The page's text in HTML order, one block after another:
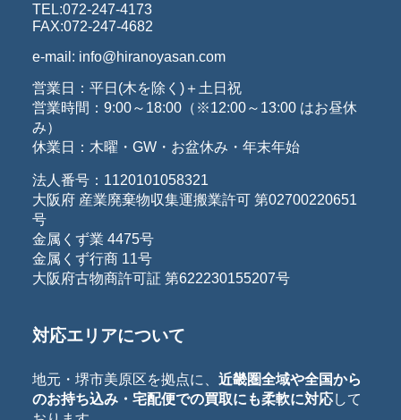
TEL:072-247-4173
FAX:072-247-4682
e-mail: info@hiranoyasan.com
営業日：平日(木を除く)＋土日祝
営業時間：9:00～18:00（※12:00～13:00 はお昼休
み）
休業日：木曜・GW・お盆休み・年末年始
法人番号：1120101058321
大阪府 産業廃棄物収集運搬業許可 第02700220651
号
金属くず業 4475号
金属くず行商 11号
大阪府古物商許可証 第622230155207号
対応エリアについて
地元・堺市美原区を拠点に、 近畿圏全域や全国から
のお持ち込み・宅配便での買取にも柔軟に対応して